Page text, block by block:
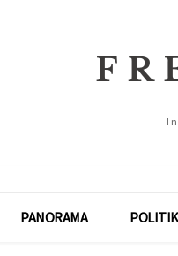
PANORAMA POLITIK